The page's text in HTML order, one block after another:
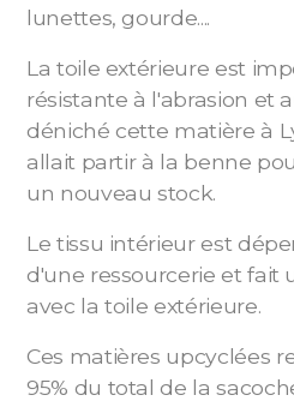
lunettes, gourde....
La toile extérieure est
résistante à l'abrasion et
déniché cette matière à
allait partir à la benne
un nouveau stock.
Le tissu intérieur est
d'une ressourcerie et fait
avec la toile extérieure.
Ces matières upcyclées
95% du total de la